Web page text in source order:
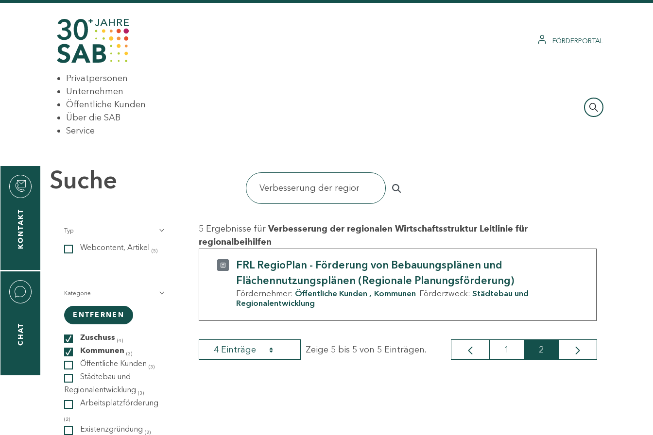
FÖRDERPORTAL
Privatpersonen
Unternehmen
Öffentliche Kunden
Über die SAB
Service
KONTAKT
CHAT
Suche
Typ
Webcontent, Artikel (5)
Kategorie
ENTFERNEN
Zuschuss (4)
Kommunen (3)
Öffentliche Kunden (3)
Städtebau und
Regionalentwicklung (3)
Arbeitsplatzförderung
(2)
Existenzgründung (2)
5 Ergebnisse für Verbesserung der regionalen Wirtschaftsstruktur Leitlinie für
regionalbeihilfen
FRL RegioPlan - Förderung von Bebauungsplänen und
Flächennutzungsplänen (Regionale Planungsförderung)
Fördernehmer: Öffentliche Kunden Kommunen Förderzweck: Städtebau und
Regionalentwicklung
4 Einträge Zeige 5 bis 5 von 5 Einträgen. Seite
1 Seite
2